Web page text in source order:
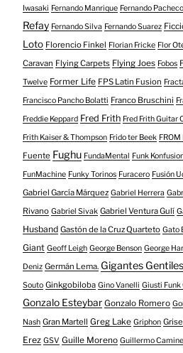
Iwasaki Fernando Manrique Fernando Pacheco
Refay Fernando Silva Fernando Suarez
Loto Florencio Finkel Florian Fricke Flor
Caravan Flying Carpets Flying Joes Fobos
Twelve Former Life FPS Latin Fusion
Francisco Pancho Bolatti Franco Bruschini
Freddie Keppard Fred Frith Fred Frith Guitar
Frith Kaiser & Thompson Frido ter Beek FROM
Fuente Fughu FundaMental Funk
FunMachine Funky Torinos Furacero Fusión
Gabriel García Márquez Gabriel Herrera
Rivano Gabriel Sivak Gabriel Ventura Gulí
Husband Gastón de la Cruz Quarteto Gato
Giant Geoff Leigh George Benson George
Deniz Germán Lema. Gigantes Gentiles
Souto Ginkgobiloba Gino Vanelli Giusti Funk
Gonzalo Esteybar Gonzalo Romero
Nash Gran Martell Greg Lake Griphon
Erez GSV Guille Moreno Guillermo